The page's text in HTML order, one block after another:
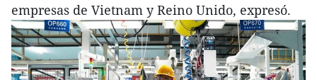
empresas de Vietnam y Reino Unido, expresó.